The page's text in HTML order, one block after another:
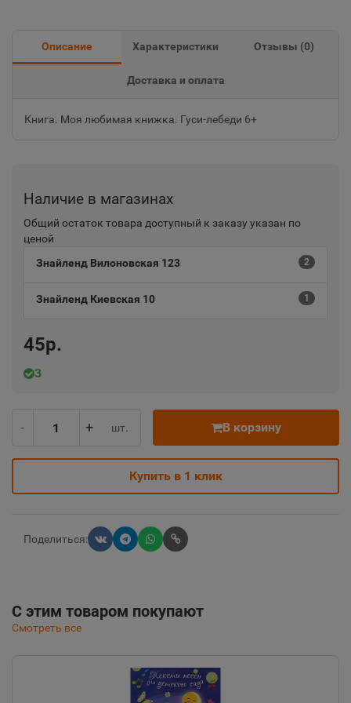
Описание Характеристики Отзывы (0)
Доставка и оплата
Книга. Моя любимая книжка. Гуси-лебеди 6+
Наличие в магазинах
Общий остаток товара доступный к заказу указан по
ценой
Знайленд Вилоновская 123
2
Знайленд Киевская 10 1
45р.
3
- + шт. В корзину
Купить в 1 клик
Поделиться:
С этим товаром покупают
Смотреть все